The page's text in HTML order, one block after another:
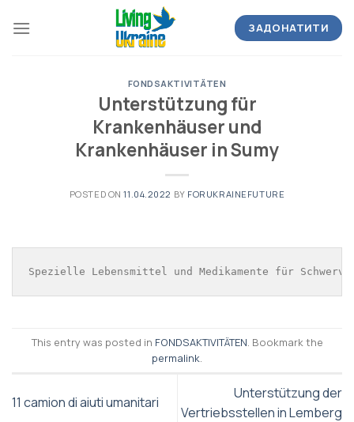
ЗАДОНАТИТИ
FONDSAKTIVITÄTEN
Unterstützung für
Krankenhäuser und
Krankenhäuser in Sumy
POSTED ON11.04.2022 BY FORUKRAINEFUTURE
Spezielle Lebensmittel und Medikamente für
This entry was posted in FONDSAKTIVITÄTEN. Bookmark the
permalink.
11 camion di aiuti umanitari
Unterstützung der
Vertriebsstellen in Lemberg